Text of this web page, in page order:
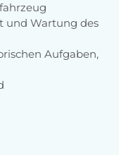
und Wartung des
Aufgaben,